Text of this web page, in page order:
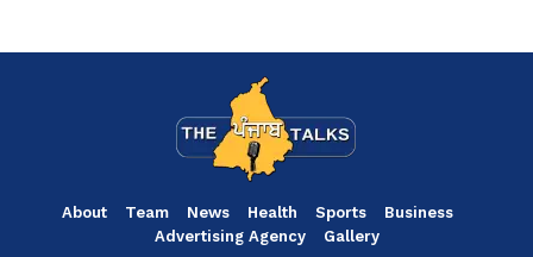
About Team News Health Sports
Business
Advertising Agency
Gallery